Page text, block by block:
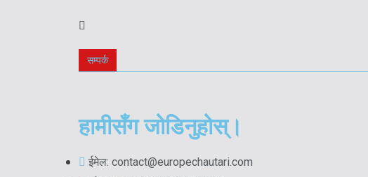
सम्पर्क
हामीसँग जोडिनुहोस्।
ईमेल: contact@europechautari.com